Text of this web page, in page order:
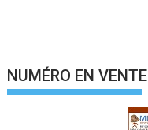
NUMÉRO EN VENTE